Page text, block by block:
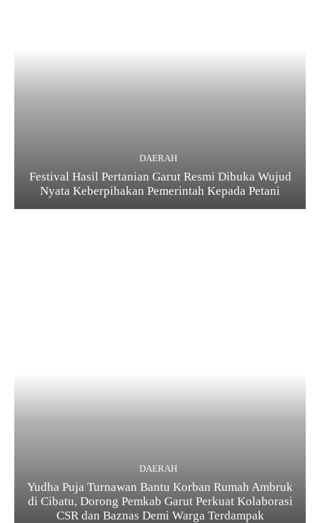
DAERAH
Festival Hasil Pertanian Garut Resmi Dibuka Wujud
Nyata Keberpihakan Pemerintah Kepada Petani
DAERAH
Yudha Puja Turnawan Bantu Korban Rumah Ambruk
di Cibatu, Dorong Pemkab Garut Perkuat Kolaborasi
CSR dan Baznas Demi Warga Terdampak